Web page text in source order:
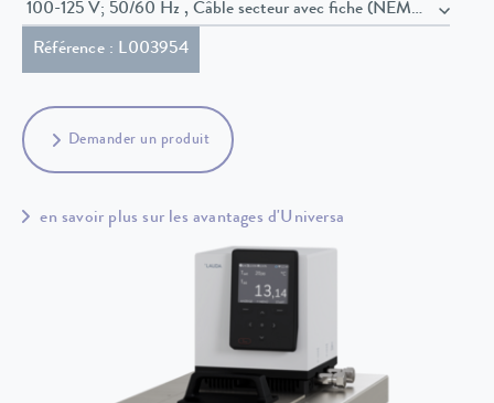
100-125 V; 50/60 Hz , Câble secteur avec fiche (NEMA 5-15P)
Référence : L003954
Demander un produit
en savoir plus sur les avantages d'Universa